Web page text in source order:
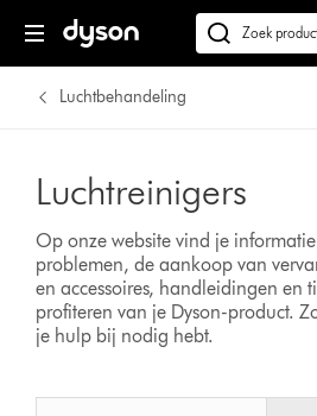
Zoek
op
Luchtbehandeling
Luchtreinigers
Op onze website vind je
problemen, de aankoop van
en accessoires, handleidingen en
profiteren van je Dyson-product.
je hulp bij nodig hebt.